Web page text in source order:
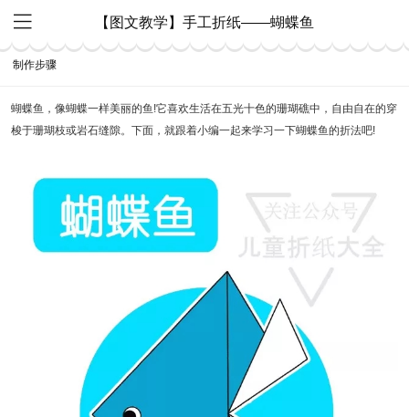
【图文教学】手工折纸——蝴蝶鱼
制作步骤
蝴蝶鱼，像蝴蝶一样美丽的鱼!它喜欢生活在五光十色的珊瑚礁中，自由自在的穿
梭于珊瑚枝或岩石缝隙。下面，就跟着小编一起来学习一下蝴蝶鱼的折法吧!